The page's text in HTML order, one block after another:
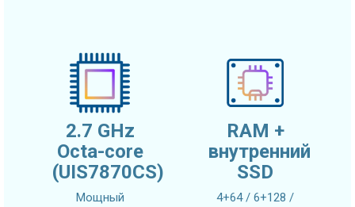
2.7 GHz
Octa-core
(UIS7870CS)
Мощный
RAM +
внутренний
SSD
4+64 / 6+128 /